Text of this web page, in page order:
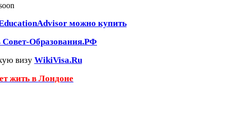
можно купить
Совет-Образования.РФ
визу WikiVisa.Ru
жить в Лондоне